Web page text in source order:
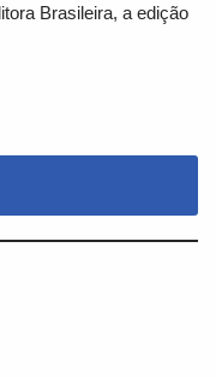
Brasileira, a edição